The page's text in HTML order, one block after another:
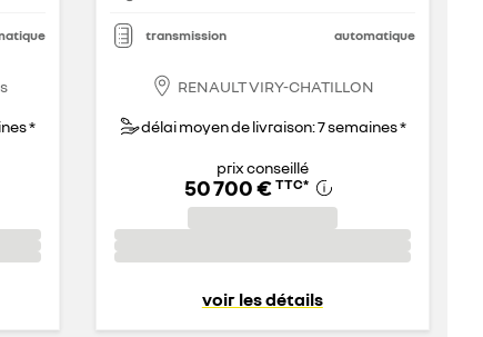
*
transmission automatique
RENAULT VIRY-CHATILLON
délai moyen de livraison: 7 semaines *
prix conseillé
50 700 € TTC*
voir les détails